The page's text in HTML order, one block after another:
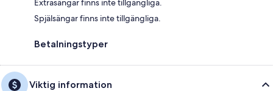
Extrasängar finns inte tillgängliga.
Spjälsängar finns inte tillgängliga.
Betalningstyper
Viktig information